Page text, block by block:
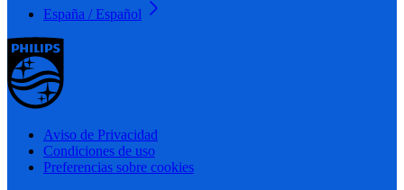
España / Español
Aviso de Privacidad
Condiciones de uso
Preferencias sobre cookies